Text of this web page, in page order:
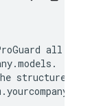
all
.models .
structure
.yourcompany